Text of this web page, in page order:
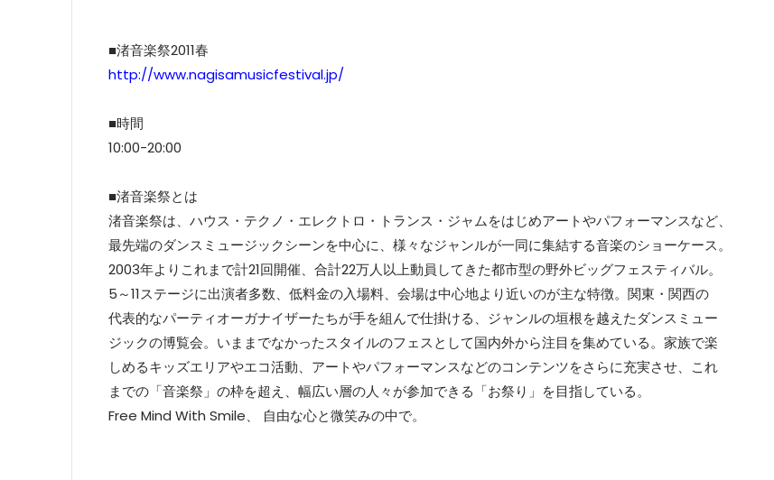
■渚音楽祭2011春
http://www.nagisamusicfestival.jp/
■時間
10:00-20:00
■渚音楽祭とは
渚音楽祭は、ハウス・テクノ・エレクトロ・トランス・ジャムをはじめアートやパフォーマンスなど、
最先端のダンスミュージックシーンを中心に、様々なジャンルが一同に集結する音楽のショーケース。
2003年よりこれまで計21回開催、合計22万人以上動員してきた都市型の野外ビッグフェスティバル。
5～11ステージに出演者多数、低料金の入場料、会場は中心地より近いのが主な特徴。関東・関西の
代表的なパーティオーガナイザーたちが手を組んで仕掛ける、ジャンルの垣根を越えたダンスミュー
ジックの博覧会。いままでなかったスタイルのフェスとして国内外から注目を集めている。家族で楽
しめるキッズエリアやエコ活動、アートやパフォーマンスなどのコンテンツをさらに充実させ、これ
までの「音楽祭」の枠を超え、幅広い層の人々が参加できる「お祭り」を目指している。
Free Mind With Smile、 自由な心と微笑みの中で。